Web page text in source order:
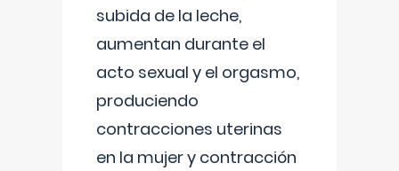
subida de la leche,
aumentan durante el
acto sexual y el orgasmo,
produciendo
contracciones uterinas
en la mujer y contracción